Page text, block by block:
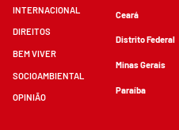
INTERNACIONAL
DIREITOS
BEM VIVER
SOCIOAMBIENTAL
OPINIÃO
Ceará
Distrito Federal
Minas Gerais
Paraíba